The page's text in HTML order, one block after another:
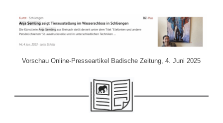
Vorschau Online-Presseartikel Badische Zeitung, 4. Juni 2025